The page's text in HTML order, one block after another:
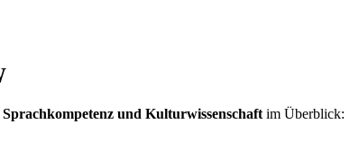
und Kulturwissenschaft im Überblick: